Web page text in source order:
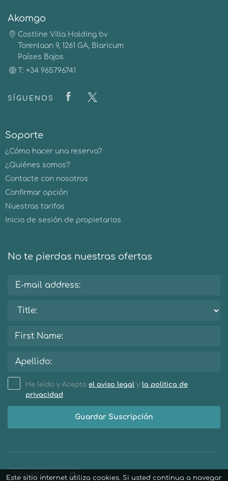
Este sitio internet utiliza cookies. Si usted continua a navegar
Akomgo
Costline Villa Holding bv
Torenlaan 9, 1261 GA, Blaricum
Países Bajos
T: +34 965796741
SÍGUENOS
Soporte
¿Cómo hacer una reserva?
¿Quiénes somos?
Contacte con nosotros
Confirmar opción
Nuestras tarifas
Inicio de sesión de propietarios
No te pierdas nuestras ofertas
He leído y Acepto el aviso legal y la politica de
privacidad.
Guardar Suscripción